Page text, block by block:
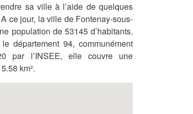
sa ville à l’aide de quelques
ce jour, la ville de Fontenay-sous-
population de 53145 d’habitants.
département 94, communément
par l’INSEE, elle couvre une
km².